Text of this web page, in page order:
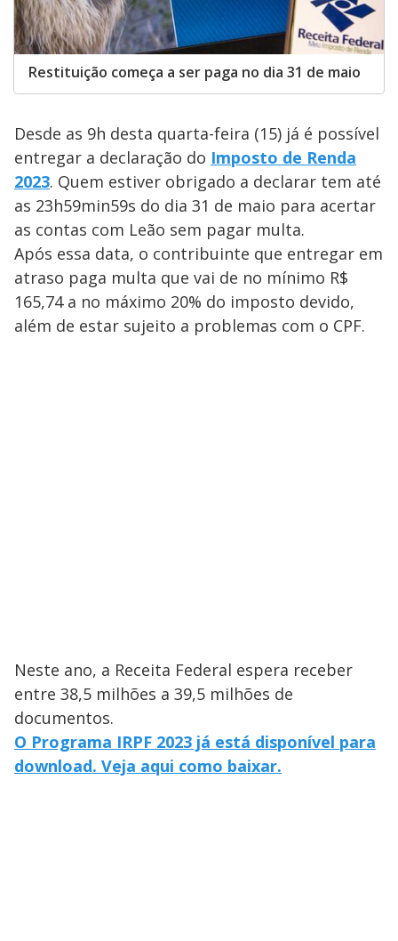
Restituição começa a ser paga no dia 31 de maio
Desde as 9h desta quarta-feira (15) já é possível
entregar a declaração do Imposto de Renda
2023. Quem estiver obrigado a declarar tem até
as 23h59min59s do dia 31 de maio para acertar
as contas com Leão sem pagar multa.
Após essa data, o contribuinte que entregar em
atraso paga multa que vai de no mínimo R$
165,74 a no máximo 20% do imposto devido,
além de estar sujeito a problemas com o CPF.
Neste ano, a Receita Federal espera receber
entre 38,5 milhões a 39,5 milhões de
documentos.
O Programa IRPF 2023 já está disponível para
download. Veja aqui como baixar.